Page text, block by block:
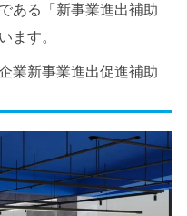
ある「新事業進出補助
ます。
業新事業進出促進補助